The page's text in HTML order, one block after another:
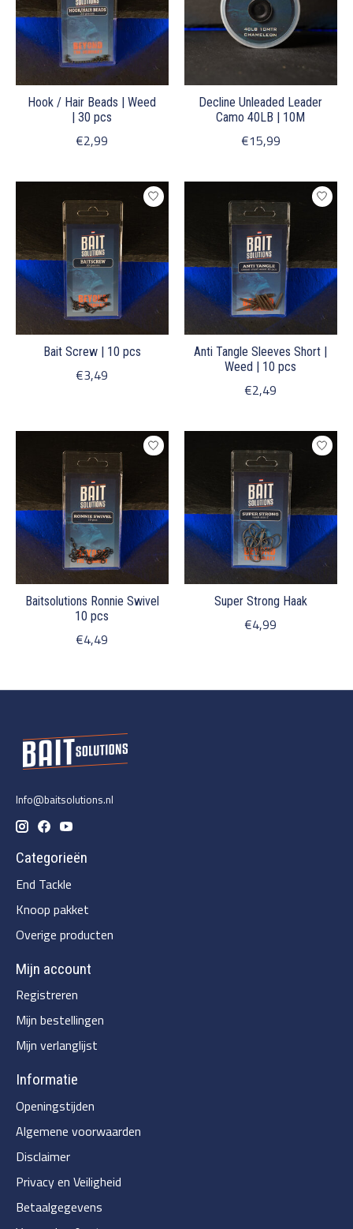
Hook / Hair Beads | Weed
| 30 pcs
€2,99
Decline Unleaded Leader
Camo 40LB | 10M
€15,99
Bait Screw | 10 pcs
€3,49
Anti Tangle Sleeves Short |
Weed | 10 pcs
€2,49
Baitsolutions Ronnie Swivel
10 pcs
€4,49
Super Strong Haak
€4,99
Info@baitsolutions.nl
Categorieën
End Tackle
Knoop pakket
Overige producten
Mijn account
Registreren
Mijn bestellingen
Mijn verlanglijst
Informatie
Openingstijden
Algemene voorwaarden
Disclaimer
Privacy en Veiligheid
Betaalgegevens